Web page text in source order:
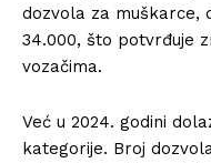
dozvola za muškarce,
34.000, što potvrđuje
vozačima.
Već u 2024. godini
kategorije. Broj